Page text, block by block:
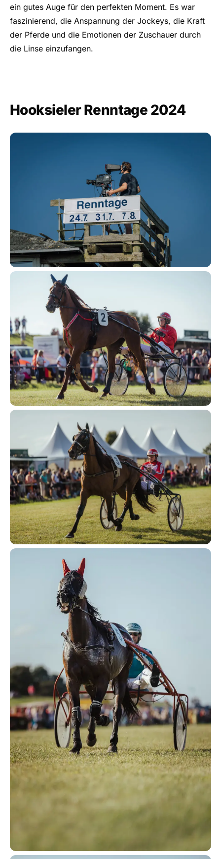
ein gutes Auge für den perfekten Moment. Es war
faszinierend, die Anspannung der Jockeys, die Kraft
der Pferde und die Emotionen der Zuschauer durch
die Linse einzufangen.
Hooksieler Renntage 2024